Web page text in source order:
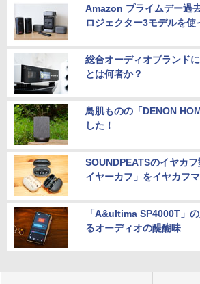
Amazon プライムデー過
ロジェクター3モデルを使
総合オーディオブランド
とは何者か？
鳥肌ものの「DENON
した！
SOUNDPEATSのイヤカ
イヤーカフ」をイヤカフ
「A&ultima SP4000T」
るオーディオの醍醐味